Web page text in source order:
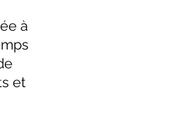
à
et